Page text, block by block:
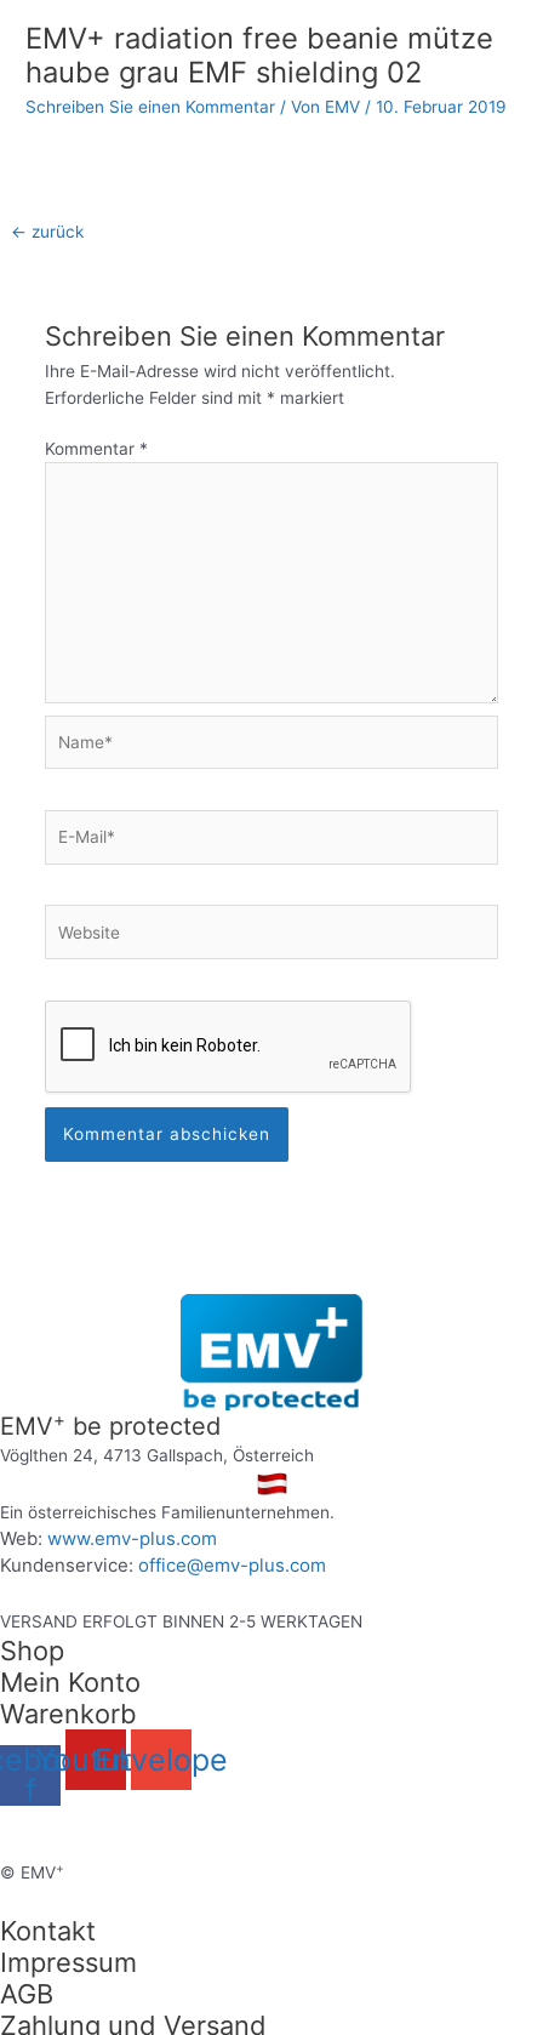
EMV+ radiation free beanie mütze
haube grau EMF shielding 02
Schreiben Sie einen Kommentar / Von EMV /10. Februar 2019
← zurück
Schreiben Sie einen Kommentar
Ihre E-Mail-Adresse wird nicht veröffentlicht.
Erforderliche Felder sind mit * markiert
Kommentar *
Mail*
EMV+ be protected
Vöglthen 24, 4713 Gallspach, Österreich
Ein österreichisches Familienunternehmen.
Web: www.emv-plus.com
Kundenservice: office@emv-plus.com
VERSAND ERFOLGT BINNEN 2-5 WERKTAGEN
Shop
Mein Konto
Warenkorb
f
YoutubeEnvelope
© EMV+
Kontakt
Impressum
AGB
Zahlung und Versand